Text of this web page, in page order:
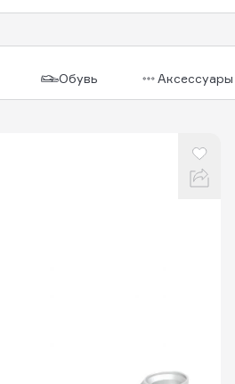
Обувь Аксессуары